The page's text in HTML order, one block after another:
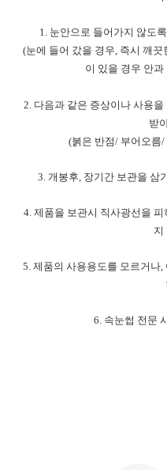
1. 눈안으로 들어가지 않도
(눈에 들어 갔을 경우, 즉시 깨끗
이 있을 경우 안
2. 다음과 같은 증상이나 사용
받
(붉은 반점/ 부어오름/
3. 개봉후, 장기간 보관을 삼
4. 제품을 보관시 직사광선을
지
5. 제품의 사용용도를 모르거나,
6. 속눈썹 전문